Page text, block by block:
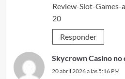
Review-Slot-
20
Responder
Skycrown Casino no
20 abril 2026 a las 5:16 PM